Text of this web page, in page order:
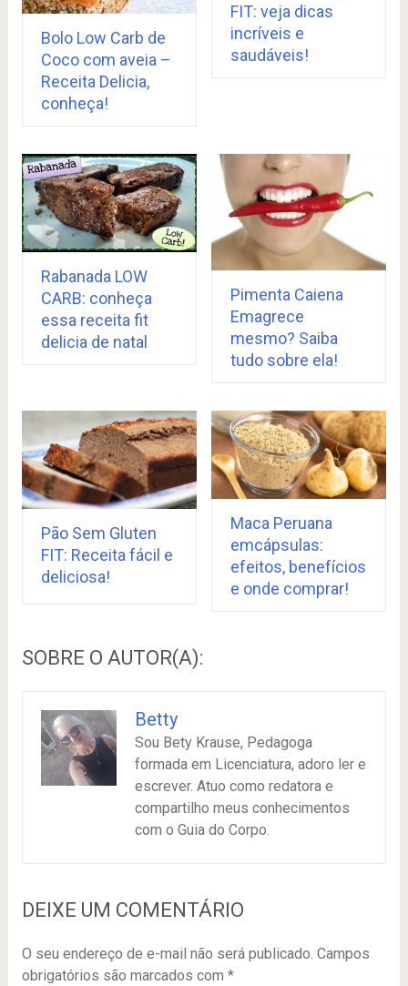
Bolo Low Carb de
Coco com aveia –
Receita Delicia,
conheça!
FIT: veja dicas
incríveis e
saudáveis!
Rabanada LOW
CARB: conheça
essa receita fit
delicia de natal
Pimenta Caiena
Emagrece
mesmo? Saiba
tudo sobre ela!
Pão Sem Gluten
FIT: Receita fácil e
deliciosa!
Maca Peruana
emcápsulas:
efeitos, benefícios
e onde comprar!
SOBRE O AUTOR(A):
Betty
Sou Bety Krause, Pedagoga
formada em Licenciatura, adoro ler e
escrever. Atuo como redatora e
compartilho meus conhecimentos
com o Guia do Corpo.
DEIXE UM COMENTÁRIO
O seu endereço de e-mail não será publicado. Campos
obrigatórios são marcados com *